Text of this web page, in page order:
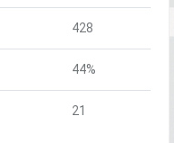
428
44%
21